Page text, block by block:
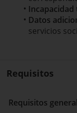
Datos
servicios
Requisitos
Requisitos